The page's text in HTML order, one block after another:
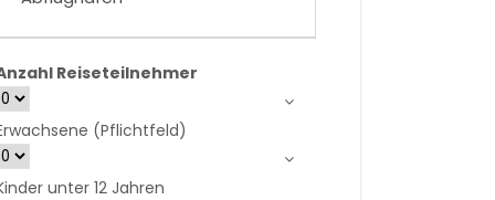
Reiseteilnehmer
(Pflichtfeld)
unter 12 Jahren